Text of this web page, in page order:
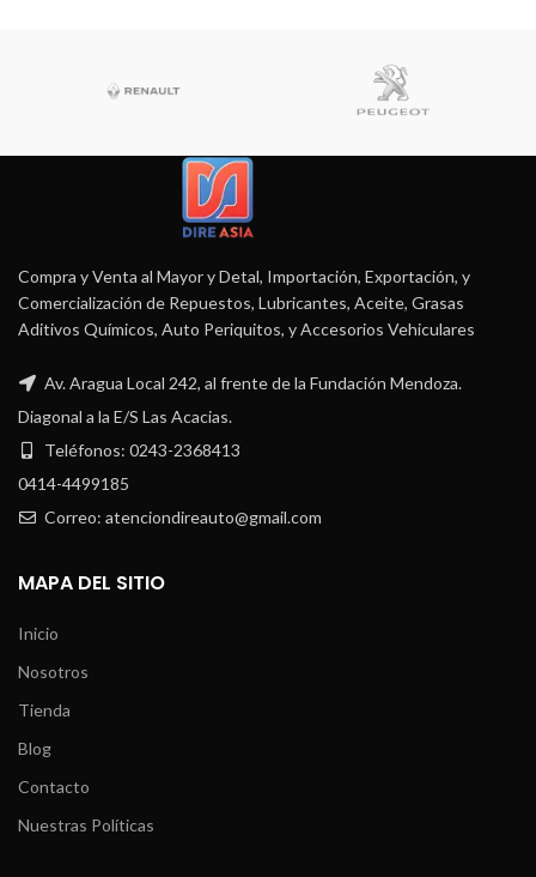
Compra y Venta al Mayor y Detal, Importación, Exportación, y
Comercialización de Repuestos, Lubricantes, Aceite, Grasas
Aditivos Químicos, Auto Periquitos, y Accesorios Vehiculares
Av. Aragua Local 242, al frente de la Fundación Mendoza.
Diagonal a la E/S Las Acacias.
Teléfonos: 0243-2368413
0414-4499185
Correo: atenciondireauto@gmail.com
MAPA DEL SITIO
Inicio
Nosotros
Tienda
Blog
Contacto
Nuestras Políticas